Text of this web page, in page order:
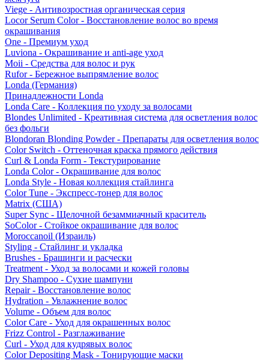
Viege - Антивозростная органическая серия
Locor Serum Color - Восстановление волос во время
окрашивания
One - Премиум уход
Luviona - Окрашивание и anti-age уход
Moii - Средства для волос и рук
Rufor - Бережное выпрямление волос
Londa (Германия)
Принадлежности Londa
Londa Care - Коллекция по уходу за волосами
Blondes Unlimited - Креативная система для осветления волос
без фольги
Blondoran Blonding Powder - Препараты для осветления волос
Color Switch - Оттеночная краска прямого действия
Curl & Londa Form - Текстурирование
Londa Color - Окрашивание для волос
Londa Style - Новая коллекция стайлинга
Color Tune - Экспресс-тонер для волос
Matrix (США)
Super Sync - Щелочной безаммиачный краситель
SoColor - Стойкое окрашивание для волос
Moroccanoil (Израиль)
Styling - Стайлинг и укладка
Brushes - Брашинги и расчески
Treatment - Уход за волосами и кожей головы
Dry Shampoo - Сухие шампуни
Repair - Восстановление волос
Hydration - Увлажнение волос
Volume - Объем для волос
Color Care - Уход для окрашенных волос
Frizz Control - Разглаживание
Curl - Уход для кудрявых волос
Color Depositing Mask - Тонирующие маски